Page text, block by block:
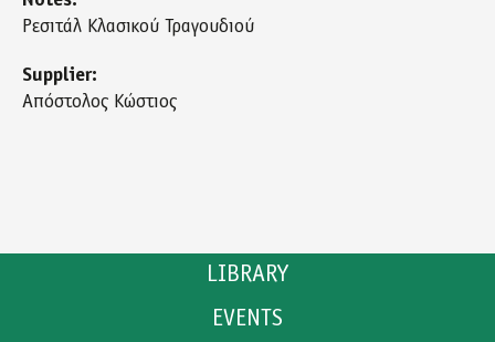
LIBRARY
CATALOGUE
EVENTS
Ρεσιτάλ Κλασικού Τραγουδιού
Supplier:
Απόστολος Κώστιος